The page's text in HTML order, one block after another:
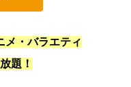
メ・バラエティ
題！